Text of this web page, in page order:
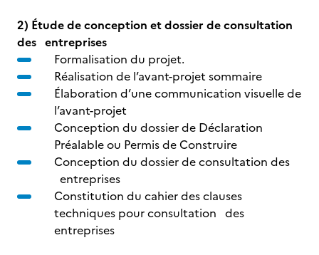
2) Étude de conception et dossier de consultation
des entreprises
Formalisation du projet.
Réalisation de l’avant-projet sommaire
Élaboration d’une communication visuelle de
l’avant-projet
Conception du dossier de Déclaration
Préalable ou Permis de Construire
Conception du dossier de consultation des
entreprises
Constitution du cahier des clauses
techniques pour consultation des
entreprises